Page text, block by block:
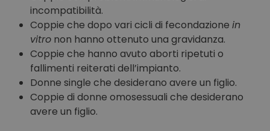
incompatibilità.
Coppie che dopo vari cicli di fecondazione in
vitro non hanno ottenuto una gravidanza.
Coppie che hanno avuto aborti ripetuti o
fallimenti reiterati dell’impianto.
Donne single che desiderano avere un figlio.
Coppie di donne omosessuali che desiderano
avere un figlio.